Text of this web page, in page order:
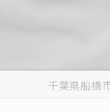
千葉県船橋